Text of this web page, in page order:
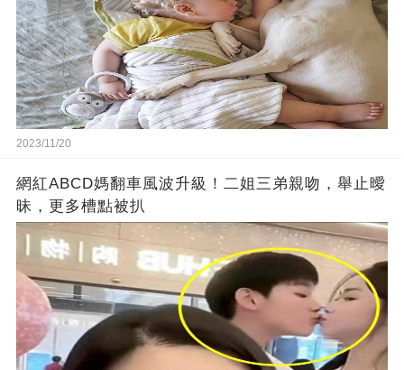
2023/11/20
網紅ABCD媽翻車風波升級！二姐三弟親吻，舉止曖
昧，更多槽點被扒